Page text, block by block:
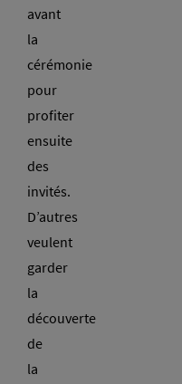
avant
la
cérémonie
pour
profiter
ensuite
des
invités.
D’autres
veulent
garder
la
découverte
de
la